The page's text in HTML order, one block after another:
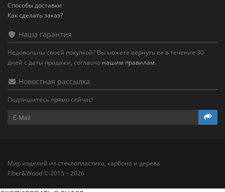
Способы доставки
Как сделать заказ?
Наша гарантия
Недовольны своей покупкой? Вы можете вернуть ее в течение 30
дней с даты продажи, согласно нашим правилам.
Новостная рассылка
Подпишитесь прямо сейчас!
Мир изделий из стеклопластика, карбона и дерева
Fiber&Wood © 2015 – 2026